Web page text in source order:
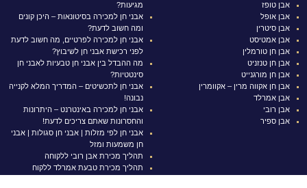
אבן טופז
אבן אופל
אבן סיטרין
אבן אמטיסט
אבן חן טורמלין
אבן חן טנזניט
אבן חן מורגנייט
אבן חן אקווה מרין – אקוומרין
אבן אמרלד
אבן רובי
אבן ספיר
מגיעות?
אבני חן למכירה בסיטונאות – היכן קונים
ומה חשוב לדעת?
אבני חן למכירה לפרטיים, מה חשוב לדעת
לפני רכישת אבני חן לשיבוץ?
מה ההבדל בין אבני חן טבעיות לאבני חן
סינטטיות?
אבני חן לתכשיטים – המדריך המלא לקנייה
נבונה!
אבני חן למכירה באינטרנט – היתרונות
והחסרונות שאתם צריכים לדעת!
אבני חן לפי מזלות | אבני חן סגולות | אבני
חן משמעות ומזל
תהליך מכירת אבן רובי ללקוחה
תהליך מכירת טבעת אמרלד ללקוח